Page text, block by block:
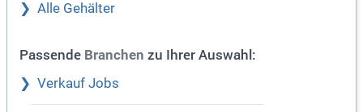
Alle Gehälter
Passende Branchen zu Ihrer Auswahl:
Verkauf Jobs